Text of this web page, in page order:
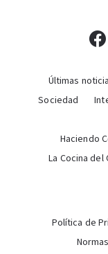
Últimas
Sociedad
Haciendo
La Cocina del
Política de